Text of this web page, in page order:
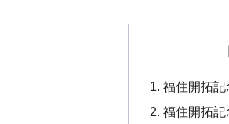
福住開拓
福住開拓